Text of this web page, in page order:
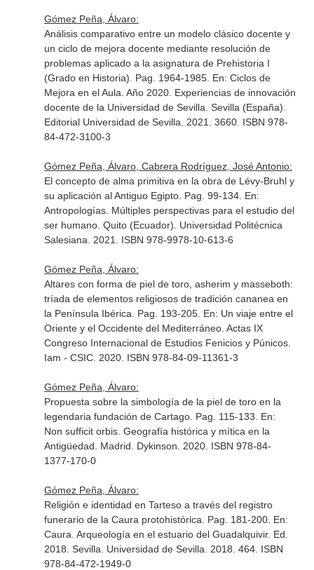
Gómez Peña, Álvaro:
Análisis comparativo entre un modelo clásico docente y
un ciclo de mejora docente mediante resolución de
problemas aplicado a la asignatura de Prehistoria I
(Grado en Historia). Pag. 1964-1985. En: Ciclos de
Mejora en el Aula. Año 2020. Experiencias de innovación
docente de la Universidad de Sevilla . Sevilla (España).
Editorial Universidad de Sevilla. 2021. 3660. ISBN 978-
84-472-3100-3
Gómez Peña, Álvaro, Cabrera Rodríguez, José Antonio:
El concepto de alma primitiva en la obra de Lévy-Bruhl y
su aplicación al Antiguo Egipto. Pag. 99-134. En:
Antropologías. Múltiples perspectivas para el estudio del
ser humano. Quito (Ecuador). Universidad Politécnica
Salesiana. 2021. ISBN 978-9978-10-613-6
Gómez Peña, Álvaro:
Altares con forma de piel de toro, asherim y masseboth:
tríada de elementos religiosos de tradición cananea en
la Península Ibérica. Pag. 193-205. En: Un viaje entre el
Oriente y el Occidente del Mediterráneo. Actas IX
Congreso Internacional de Estudios Fenicios y Púnicos.
Iam - CSIC. 2020. ISBN 978-84-09-11361-3
Gómez Peña, Álvaro:
Propuesta sobre la simbología de la piel de toro en la
legendaria fundación de Cartago. Pag. 115-133. En:
Non sufficit orbis. Geografía histórica y mítica en la
Antigüedad . Madrid. Dykinson. 2020. ISBN 978-84-
1377-170-0
Gómez Peña, Álvaro:
Religión e identidad en Tarteso a través del registro
funerario de la Caura protohistórica. Pag. 181-200. En:
Caura. Arqueología en el estuario del Guadalquivir. Ed.
2018. Sevilla. Universidad de Sevilla. 2018. 464. ISBN
978-84-472-1949-0